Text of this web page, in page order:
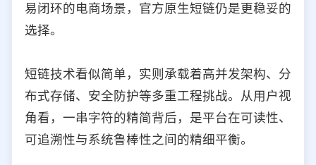
易闭环的电商场景，官方原生短链仍是更稳妥的
选择。
短链技术看似简单，实则承载着高并发架构、分
布式存储、安全防护等多重工程挑战。从用户视
角看，一串字符的精简背后，是平台在可读性、
可追溯性与系统鲁棒性之间的精细平衡。